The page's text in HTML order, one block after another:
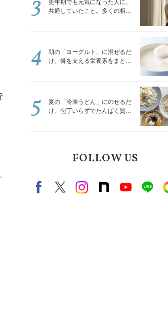
更年期でも元気になった人に、
共通していたこと。多くの相談
朝の「ヨーグルト」に混ぜるだ
け。骨を支える栄養素をまとめ
4
夏の「冷凍うどん」にのせるだ
け。包丁いらずでたんぱく質を
5
FOLLOW US
FacebookX（旧twitter）
instagram
note Youtubeline